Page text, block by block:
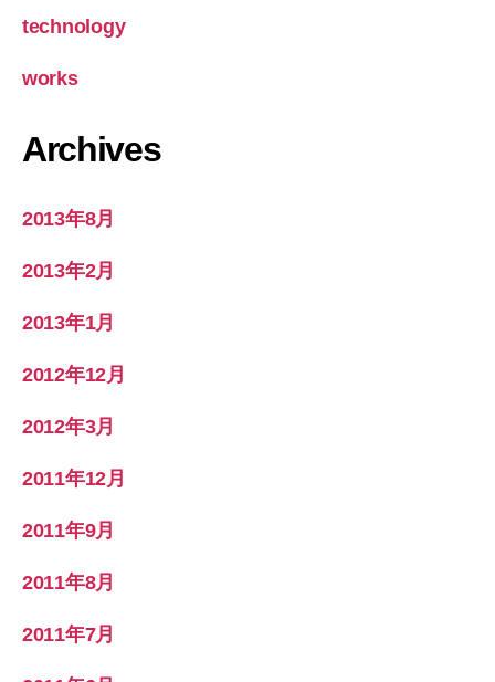
technology
works
Archives
2013年8月
2013年2月
2013年1月
2012年12月
2012年3月
2011年12月
2011年9月
2011年8月
2011年7月